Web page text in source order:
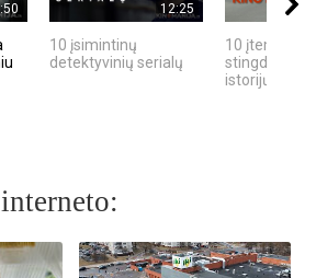
12:25
10 įsimintinų
detektyvinių serialų
10 įtemptų,
stingdančių
istorijų